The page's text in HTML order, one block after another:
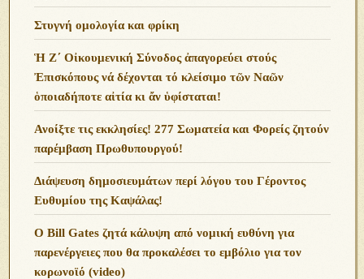
Στυγνή ομολογία και φρίκη
Ἡ Ζ΄ Οἰκουμενική Σύνοδος ἀπαγορεύει στούς
Ἐπισκόπους νά δέχονται τό κλείσιμο τῶν Ναῶν
ὁποιαδήποτε αἰτία κι ἄν ὑφίσταται!
Ανoίξτε τις εκκλησίες! 277 Σωματεία και Φορείς ζητούν
παρέμβαση Πρωθυπουργού!
Διάψευση δημοσιευμάτων περί λόγου του Γέροντος
Ευθυμίου της Καψάλας!
O Bill Gates ζητά κάλυψη από νομική ευθύνη για
παρενέργειες που θα προκαλέσει το εμβόλιο για τον
κορωνοϊό (video)